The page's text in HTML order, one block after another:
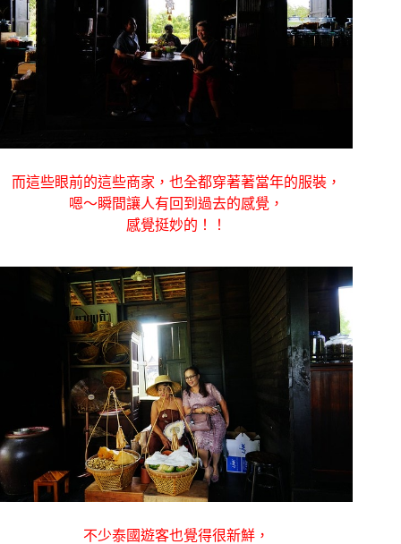
而這些眼前的這些商家，也全都穿著著當年的服裝，
嗯～瞬間讓人有回到過去的感覺，
感覺挺妙的！！
不少泰國遊客也覺得很新鮮，